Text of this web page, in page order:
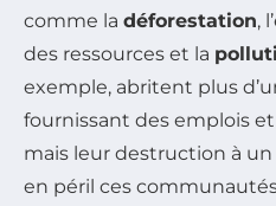
comme la déforestation,
des ressources et la
exemple, abritent plus
fournissant des emplois
mais leur destruction à
en péril ces